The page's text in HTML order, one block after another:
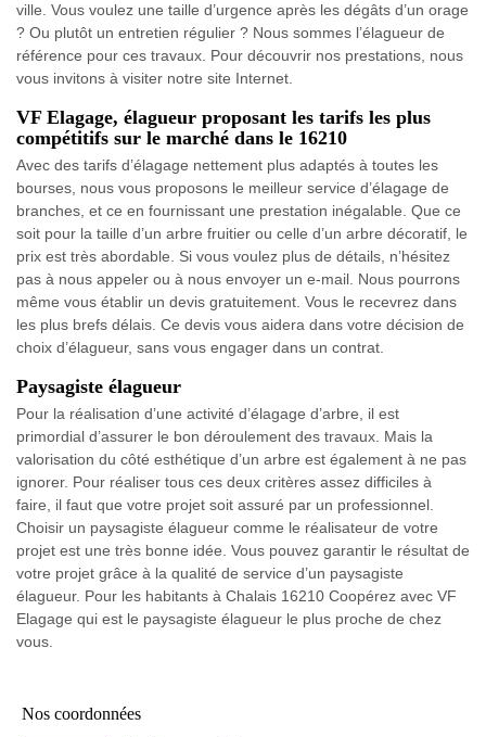
ville. Vous voulez une taille d’urgence après les dégâts d’un orage
? Ou plutôt un entretien régulier ? Nous sommes l’élagueur de
référence pour ces travaux. Pour découvrir nos prestations, nous
vous invitons à visiter notre site Internet.
VF Elagage, élagueur proposant les tarifs les plus
compétitifs sur le marché dans le 16210
Avec des tarifs d’élagage nettement plus adaptés à toutes les
bourses, nous vous proposons le meilleur service d’élagage de
branches, et ce en fournissant une prestation inégalable. Que ce
soit pour la taille d’un arbre fruitier ou celle d’un arbre décoratif, le
prix est très abordable. Si vous voulez plus de détails, n’hésitez
pas à nous appeler ou à nous envoyer un e-mail. Nous pourrons
même vous établir un devis gratuitement. Vous le recevrez dans
les plus brefs délais. Ce devis vous aidera dans votre décision de
choix d’élagueur, sans vous engager dans un contrat.
Paysagiste élagueur
Pour la réalisation d’une activité d’élagage d’arbre, il est
primordial d’assurer le bon déroulement des travaux. Mais la
valorisation du côté esthétique d’un arbre est également à ne pas
ignorer. Pour réaliser tous ces deux critères assez difficiles à
faire, il faut que votre projet soit assuré par un professionnel.
Choisir un paysagiste élagueur comme le réalisateur de votre
projet est une très bonne idée. Vous pouvez garantir le résultat de
votre projet grâce à la qualité de service d’un paysagiste
élagueur. Pour les habitants à Chalais 16210 Coopérez avec VF
Elagage qui est le paysagiste élagueur le plus proche de chez
vous.
Nos coordonnées